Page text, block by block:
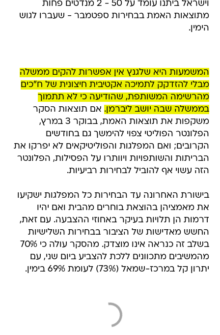
וישראל ביתנו עומד על 50 - 2 מנדטים פחות
מתוצאות האמת בבחירות ספטמבר - שעברו לגוש
הימין.
המשמעות היא שלגנץ אין אפשרות להקים ממשלה
מבלי להזדקק לתמיכה אקטיבית חיצונית של ח"כים
מהרשימה המשותפת, שהודיעה כי לא תתמוך
בממשלה שבה יושב ליברמן. אם תוצאות הסקר
משקפות את תוצאות האמת, בבוקר 3 במרץ,
הפלונטר הפוליטי צפוי להימשך גם בחודשים
הקרובים; ואם המפלגות והפוליטיקאים לא יפרקו את
הבריתות והשותפויות ויוותרו על הפסילות, הפלונטר
הזה עשוי אף להוביל לבחירות רביעיות.
בישורת האחרונה עד הבחירות כל המפלגות ישקיעו
את מאמציהן בהוצאת בוחרים מהבית ואם יהיו
דרמות הן תלויות בעיקר באחוזי ההצבעה. עם זאת,
החשש מאדישות של הציבור בבחירות השלישיות
בשלב זה כנראה אינו מוצדק. מהסקר עולה כי 70%
מהמשיבים מתכוונים ללכת להצביע ביום שני, עם
יתרון קל במרכז-שמאל (73%) לעומת 69% בימין.